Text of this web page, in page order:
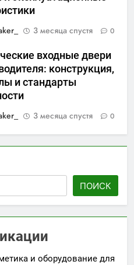
3 месяца спустя 0
входные двери
конструкция,
и стандарты
3 месяца спустя 0
ПОИСК
и оборудование для